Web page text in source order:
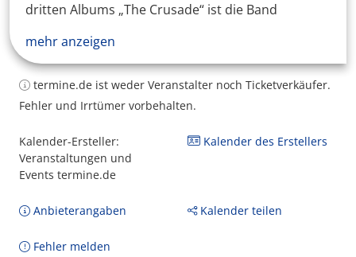
dritten Albums „The Crusade“ ist die Band
mehr anzeigen
termine.de ist weder Veranstalter noch Ticketverkäufer.
Fehler und Irrtümer vorbehalten.
Kalender-Ersteller:
Veranstaltungen und
Events termine.de
Kalender des Erstellers
Anbieterangaben Kalender teilen
Fehler melden